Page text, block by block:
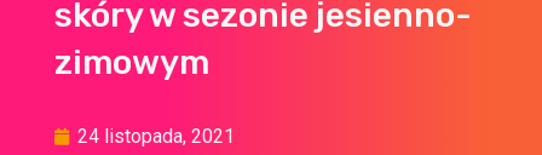
skóry w sezonie jesienno-
zimowym
24 listopada, 2021